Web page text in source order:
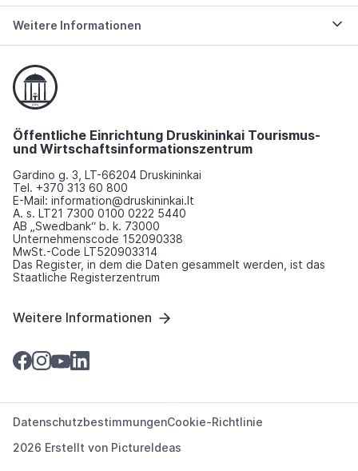
Weitere Informationen
Öffentliche Einrichtung Druskininkai Tourismus-
und Wirtschaftsinformationszentrum
Gardino g. 3, LT-66204 Druskininkai
Tel. +370 313 60 800
E-Mail: information@druskininkai.lt
A. s. LT21 7300 0100 0222 5440
AB „Swedbank“ b. k. 73000
Unternehmenscode 152090338
MwSt.-Code LT520903314
Das Register, in dem die Daten gesammelt werden, ist das
Staatliche Registerzentrum
Weitere Informationen
2026 Erstellt von PictureIdeas
DatenschutzbestimmungenCookie-Richtlinie